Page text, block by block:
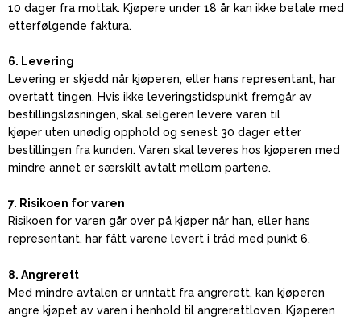
10 dager fra mottak. Kjøpere under 18 år kan ikke betale med
etterfølgende faktura.
6. Levering
Levering er skjedd når kjøperen, eller hans representant, har
overtatt tingen. Hvis ikke leveringstidspunkt fremgår av
bestillingsløsningen, skal selgeren levere varen til
kjøper uten unødig opphold og senest 30 dager etter
bestillingen fra kunden. Varen skal leveres hos kjøperen med
mindre annet er særskilt avtalt mellom partene.
7. Risikoen for varen
Risikoen for varen går over på kjøper når han, eller hans
representant, har fått varene levert i tråd med punkt 6.
8. Angrerett
Med mindre avtalen er unntatt fra angrerett, kan kjøperen
angre kjøpet av varen i henhold til angrerettloven. Kjøperen